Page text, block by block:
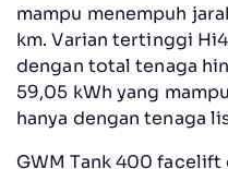
mampu menempuh
km. Varian tertinggi
dengan total tenaga
59,05 kWh yang
hanya dengan tenaga
GWM Tank 400